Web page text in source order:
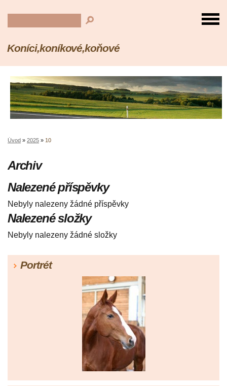
Koníci,koníkové,koňové
Úvod » 2025 » 10
Archiv
Nalezené příspěvky
Nebyly nalezeny žádné příspěvky
Nalezené složky
Nebyly nalezeny žádné složky
Portrét